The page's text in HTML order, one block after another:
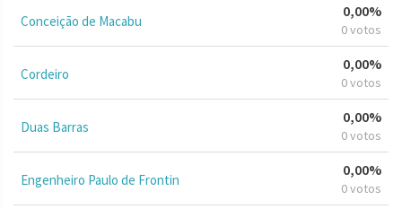
Conceição de Macabu
0,00%
0 votos
Cordeiro
0,00%
0 votos
Duas Barras
0,00%
0 votos
Engenheiro Paulo de Frontin
0,00%
0 votos